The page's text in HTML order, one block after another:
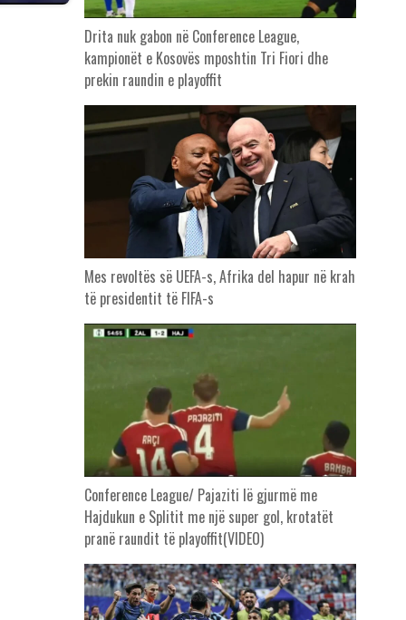
Drita nuk gabon në Conference League,
kampionët e Kosovës mposhtin Tri Fiori dhe
prekin raundin e playoffit
Mes revoltës së UEFA-s, Afrika del hapur në krah
të presidentit të FIFA-s
Conference League/ Pajaziti lë gjurmë me
Hajdukun e Splitit me një super gol, krotatët
pranë raundit të playoffit(VIDEO)